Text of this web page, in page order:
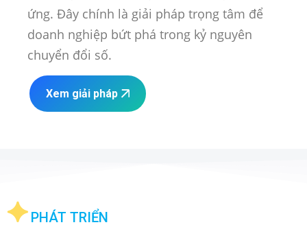
ứng. Đây chính là giải pháp trọng tâm để
doanh nghiệp bứt phá trong kỷ nguyên
chuyển đổi số.
Xem giải pháp
PHÁT TRIỂN